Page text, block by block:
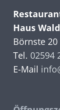
Haus
Börnste 20
Tel. 02594
E-Mail